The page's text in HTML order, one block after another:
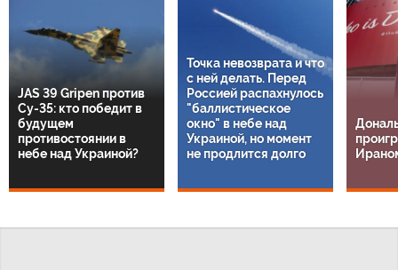
JAS 39 Gripen против
Су-35: кто победит в
будущем
противостоянии в
небе над Украиной?
Точка невозврата и что
с ней делать. Перед
Россией распахнулось
"баллистическое
окно" в небе над
Украиной, но момент
не продлится долго